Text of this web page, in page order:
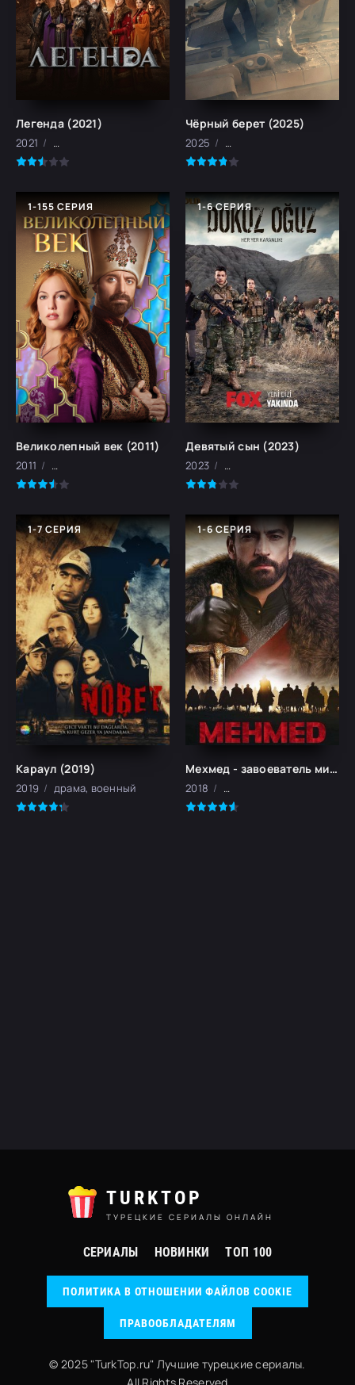
Легенда (2021)
2021 боевик, военный, исторический
Чёрный берет (2025)
2025 военный, боевик, драма
1-155 СЕРИЯ
Великолепный век (2011)
2011 мелодрама, история, военный, биография, драма
1-6 СЕРИЯ
Девятый сын (2023)
2023 драма, военный, боевик
1-7 СЕРИЯ
Караул (2019)
2019 драма, военный
1-6 СЕРИЯ
Мехмед - завоеватель мира. Фатих (2018)
2018 исторический, военный,
TURKTOP
ТУРЕЦКИЕ СЕРИАЛЫ ОНЛАЙН
СЕРИАЛЫ НОВИНКИ ТОП 100
ПОЛИТИКА В ОТНОШЕНИИ ФАЙЛОВ COOKIE
ПРАВООБЛАДАТЕЛЯМ
© 2025 "TurkTop.ru" Лучшие турецкие сериалы.